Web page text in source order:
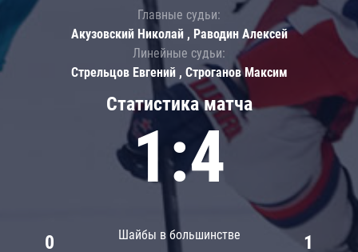
Статистика матча
1:4
Шайбы в большинстве
0 1
Главные судьи:
Акузовский Николай , Раводин Алексей
Линейные судьи:
Стрельцов Евгений , Строганов Максим